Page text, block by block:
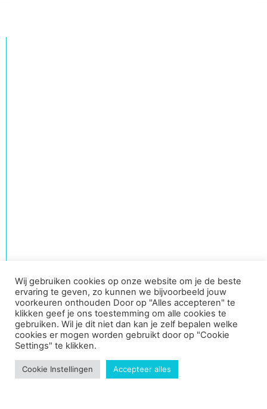
Wij gebruiken cookies op onze website om je de beste
ervaring te geven, zo kunnen we bijvoorbeeld jouw
voorkeuren onthouden Door op "Alles accepteren" te
klikken geef je ons toestemming om alle cookies te
gebruiken. Wil je dit niet dan kan je zelf bepalen welke
cookies er mogen worden gebruikt door op "Cookie
Settings" te klikken.
Cookie Instellingen Accepteer alles